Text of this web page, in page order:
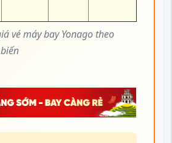
vé máy bay Yonago theo